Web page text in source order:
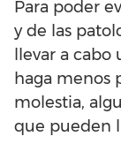
Para poder
y de las
llevar a
haga menos
molestia,
que pueden